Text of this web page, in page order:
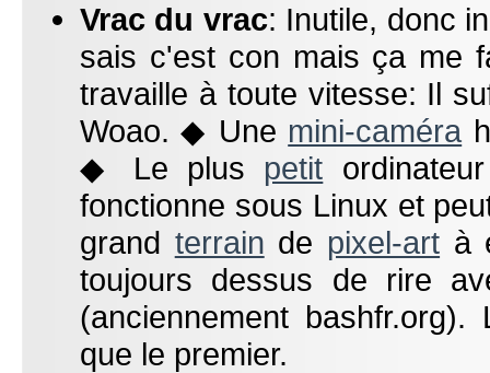
Vrac du vrac: Inutile, donc
sais c'est con mais ça me
travaille à toute vitesse: Il
Woao. ◆ Une mini-caméra
◆ Le plus petit
fonctionne sous Linux et
grand terrain de pixel-art à
toujours dessus de rire
(anciennement
que le premier.